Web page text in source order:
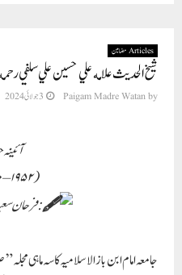
Articles مضامین
شيخ الحديث علامه علي حسين علي سلفي
by
Paigam Madre Watan 3 جولائی 2024
( ۱۹۵۲–۲۰۲۰م )
: فرحان
جامعہ امام ابن باز الاسلامیہ کا سہ ماہی